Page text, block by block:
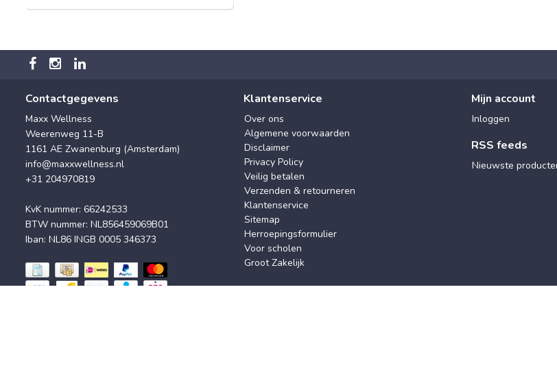
Contactgegevens
Maxx Wellness
Weerenweg 11-B
1161 AE Zwanenburg (Amsterdam)
info@maxxwellness.nl
+31 204970819
KvK nummer: 66242533
BTW nummer: NL856459069B01
Iban: NL86 INGB 0005 346373
Klantenservice
Over ons
Algemene voorwaarden
Disclaimer
Privacy Policy
Veilig betalen
Verzenden & retourneren
Klantenservice
Sitemap
Herroepingsformulier
Voor scholen
Groot Zakelijk
Mijn account
Inloggen
RSS feeds
Nieuwste